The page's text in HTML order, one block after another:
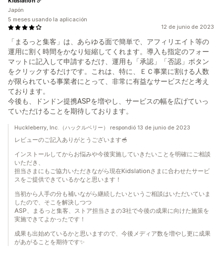
12 de junio de 2023
「まるっと集客」は、あらゆる面で簡単で、アフィリエイト等の
運用に割く時間をかなり短縮してくれます。導入も指定のフォー
マットに記入して申請するだけ、運用も「承認」「否認」ボタン
をクリックするだけです。これは、特に、ＥＣ事業に割ける人数
が限られている事業者にとって、非常に有益なサービスだと考え
ております。
今後も、ドンドン提携ASPを増やし、サービスの幅を広げていっ
ていただけることを期待しております。
Japón
5 meses usando la aplicación
Huckleberry, Inc.（ハックルベリー） respondió 13 de junio de 2023
レビューのご記入ありがとうございます🥣
インストールしてからお悩みや今後実施していきたいことを明確にご相談
いただき、
担当さまにもご協力いただきながら現在Kidslationさまに合わせたサービ
スをご提供できているかなと思います！
当初から人手の分も補いながら継続したいというご相談はいただいていま
したので、そこを解決しつつ
ASP、まるっと集客、ストア担当さまの3社で今後の成果に向けた施策を
実施できてよかったです！
成果も出始めているかと思いますので、今後メディア数を増やし更に成果
があがることを期待です✨